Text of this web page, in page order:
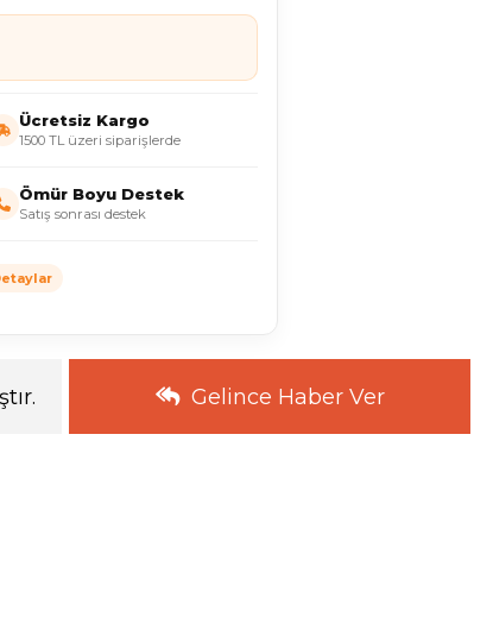
Ücretsiz Kargo
1500 TL üzeri siparişlerde
Ömür Boyu Destek
Satış sonrası destek
Gelince Haber Ver